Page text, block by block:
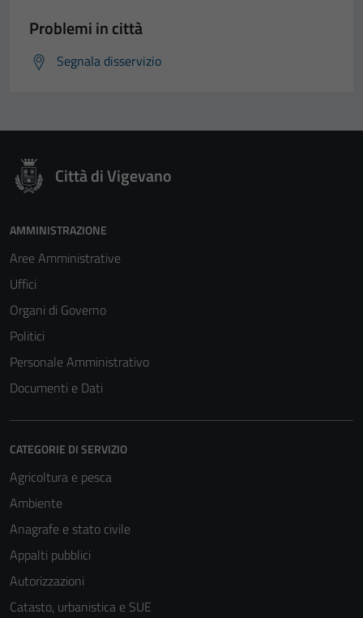
Problemi in città
Segnala disservizio
Città di Vigevano
AMMINISTRAZIONE
Aree Amministrative
Uffici
Organi di Governo
Politici
Personale Amministrativo
Documenti e Dati
CATEGORIE DI SERVIZIO
Agricoltura e pesca
Ambiente
Anagrafe e stato civile
Appalti pubblici
Autorizzazioni
Catasto, urbanistica e SUE